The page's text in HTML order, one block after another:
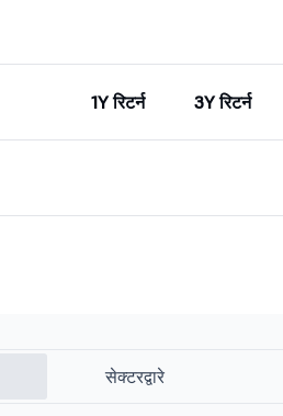
1Y रिटर्न 3Y रिटर्न
सेक्टरद्वारे